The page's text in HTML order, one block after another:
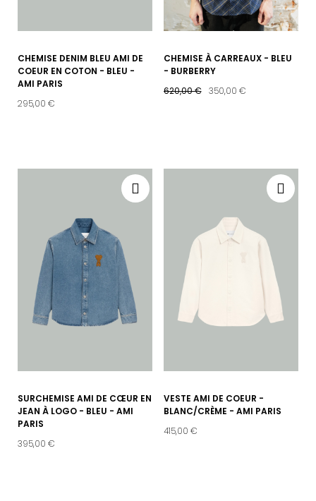
CHEMISE DENIM BLEU AMI DE
COEUR EN COTON - BLEU -
AMI PARIS
295,00 €
CHEMISE À CARREAUX - BLEU
- BURBERRY
620,00 €
350,00 €
SURCHEMISE AMI DE CŒUR EN
JEAN À LOGO - BLEU - AMI
PARIS
395,00 €
VESTE AMI DE COEUR -
BLANC/CRÈME - AMI PARIS
415,00 €